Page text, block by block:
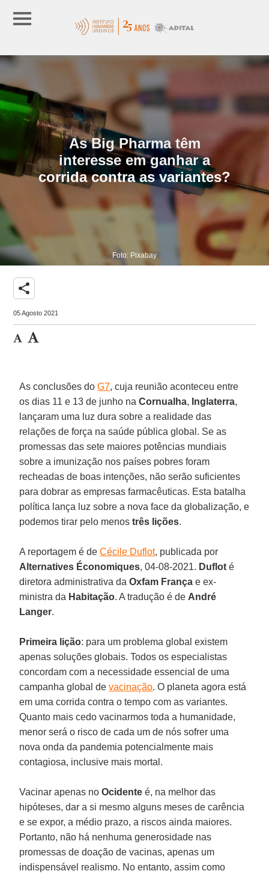
As Big Pharma têm
interesse em ganhar a
corrida contra as variantes?
Foto: Pixabay
share
05 Agosto 2021
As conclusões doG7, cuja reunião aconteceu entre
os dias 11 e 13 de junho naCornualha, Inglaterra,
lançaram uma luz dura sobre a realidade das
relações de força na saúde pública global. Se as
promessas das sete maiores potências mundiais
sobre a imunização nos países pobres foram
recheadas de boas intenções, não serão suficientes
para dobrar as empresas farmacêuticas. Esta batalha
política lança luz sobre a nova face da globalização, e
podemos tirar pelo menostrês lições.
A reportagem é deCécile Duflot, publicada por
Alternatives Économiques, 04-08-2021. Duflot é
diretora administrativa daOxfam França e ex-
ministra da Habitação. A tradução é de André
Langer.
Primeira lição: para um problema global existem
apenas soluções globais. Todos os especialistas
concordam com a necessidade essencial de uma
campanha global devacinação. O planeta agora está
em uma corrida contra o tempo com as variantes.
Quanto mais cedo vacinarmos toda a humanidade,
menor será o risco de cada um de nós sofrer uma
nova onda da pandemia potencialmente mais
contagiosa, inclusive mais mortal.
Vacinar apenas noOcidente é, na melhor das
hipóteses, dar a si mesmo alguns meses de carência
e se expor, a médio prazo, a riscos ainda maiores.
Portanto, não há nenhuma generosidade nas
promessas de doação de vacinas, apenas um
indispensável realismo. No entanto, assim como